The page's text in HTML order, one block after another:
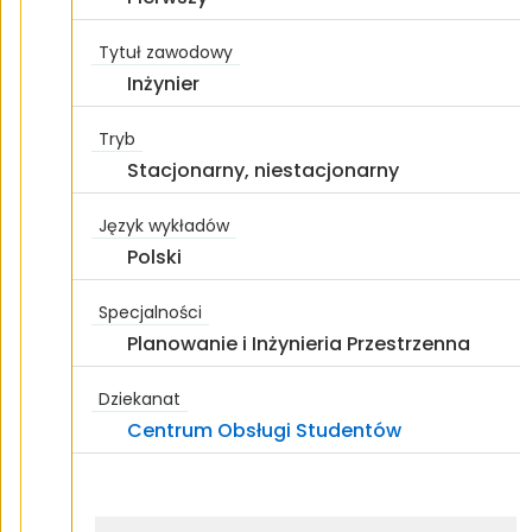
Tytuł zawodowy
Inżynier
Tryb
Stacjonarny, niestacjonarny
Język wykładów
Polski
Specjalności
Planowanie i Inżynieria Przestrzenna
Dziekanat
Centrum Obsługi Studentów